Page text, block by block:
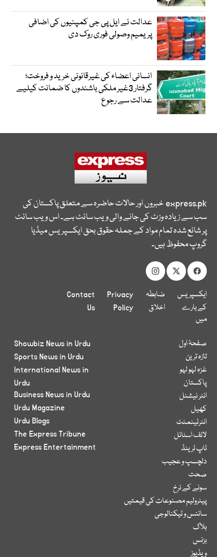
عدالت نے ایل پی جی کمپنیوں کی اضافی
پریمیم وصولی فوری روک دی
انسانی اعضاء کی غیرقانونی خرید و فروخت؛
گرفتار 3غیر ملکی باشندوں کا ضمانت کیلیے
عدالت سے رجوع
express.pkخبروں اور حالات حاضرہ سے متعلق پاکستان کی
سب سے زیادہ وزٹ کی جانے والی ویب سائٹ ہے۔ اس ویب سائٹ
پر شائع شدہ تمام مواد کے جملہ حقوق بحق ایکسپریس میڈیا
گروپ محفوظ ہیں۔
ایکسپریس
کے بارے
میں
ضابطہ
اخلاق
Privacy
Policy
Contact
Us
صفحۂ اول
تازہ ترین
غزہ لہو لہو
پاکستان
انٹر نیشنل
کھیل
انٹرٹینمنٹ
لائف اسٹائل
ٹاپ ٹرینڈ
دلچسپ و عجیب
صحت
سونے کے نرخ
پیٹرولیم مصنوعات کی قیمتیں
سائنس و ٹیکنالوجی
بلاگ
بزنس
ویڈیوز
Showbiz News in Urdu
Sports News in Urdu
International News in
Urdu
Business News in Urdu
Urdu Magazine
Urdu Blogs
The Express Tribune
Express Entertainment